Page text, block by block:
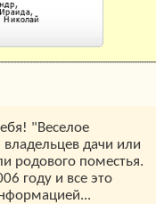
"Веселое
дачи или
родового поместья.
году и все это